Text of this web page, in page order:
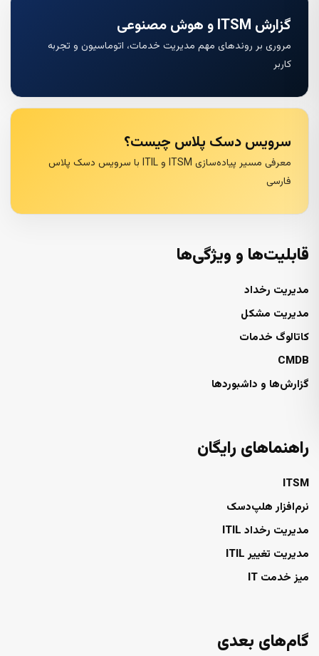
گزارش ITSM و هوش مصنوعی
مروری بر روندهای مهم مدیریت خدمات، اتوماسیون و تجربه
کاربر
سرویس دسک پلاس چیست؟
معرفی مسیر پیاده‌سازی ITSM و ITIL با سرویس دسک پلاس
فارسی
قابلیت‌ها و ویژگی‌ها
مدیریت رخداد
مدیریت مشکل
کاتالوگ خدمات
CMDB
گزارش‌ها و داشبوردها
راهنماهای رایگان
ITSM
نرم‌افزار هلپ‌دسک
مدیریت رخداد ITIL
مدیریت تغییر ITIL
میز خدمت IT
گام‌های بعدی